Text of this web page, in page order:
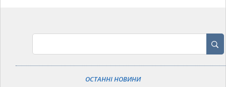
ОСТАННІ НОВИНИ